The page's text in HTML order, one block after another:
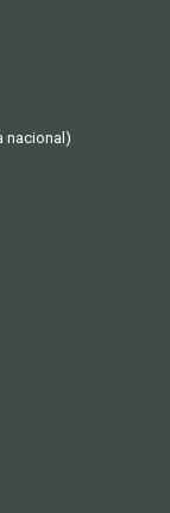
nacional)